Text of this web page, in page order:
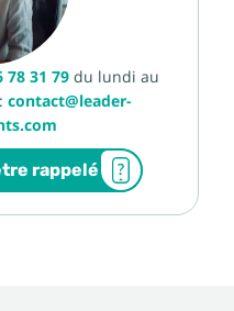
78 31 79 du lundi au
contact@leader-
rappelé